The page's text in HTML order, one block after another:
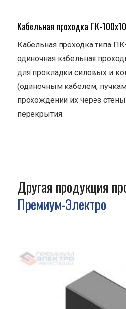
Кабельная проходка ПК-
Кабельная проходка типа
одиночная кабельная
для прокладки силовых и
(одиночным кабелем,
прохождении их через
перекрытия.
Другая продукция
Премиум-Электро